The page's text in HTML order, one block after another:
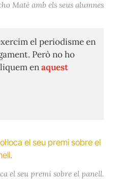
Maté amb els seus alumnes
el periodisme en
Però no ho
enaquest
el seu premi sobre el panell.